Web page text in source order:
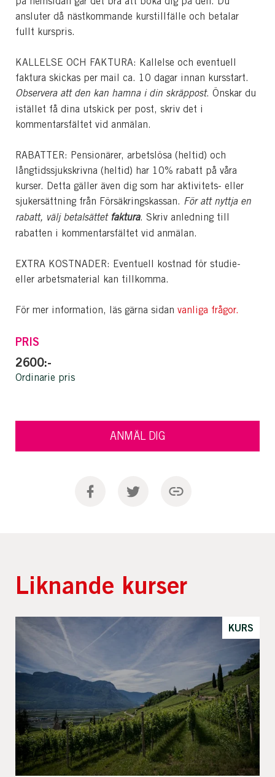
ansluter då nästkommande kurstillfälle och betalar
fullt kurspris.
KALLELSE OCH FAKTURA: Kallelse och eventuell
faktura skickas per mail ca. 10 dagar innan kursstart.
Observera att den kan hamna i din skräppost. Önskar du
istället få dina utskick per post, skriv det i
kommentarsfältet vid anmälan.
RABATTER: Pensionärer, arbetslösa (heltid) och
långtidssjukskrivna (heltid) har 10% rabatt på våra
kurser. Detta gäller även dig som har aktivitets- eller
sjukersättning från Försäkringskassan. För att nyttja en
rabatt, välj betalsättet faktura. Skriv anledning till
rabatten i kommentarsfältet vid anmälan.
EXTRA KOSTNADER: Eventuell kostnad för studie-
eller arbetsmaterial kan tillkomma.
För mer information, läs gärna sidan vanliga frågor.
PRIS
2600:-
Ordinarie pris
ANMÄL DIG
Liknande kurser
KURS